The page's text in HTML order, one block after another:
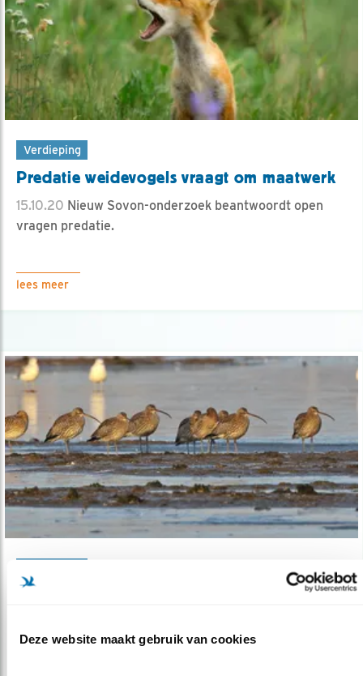
Deze website maakt gebruik van cookies
Verdieping
Predatie weidevogels vraagt om maatwerk
15.10.20 Nieuw Sovon-onderzoek beantwoordt open
vragen predatie.
lees meer
wulpenbolwerk van West-Europa.